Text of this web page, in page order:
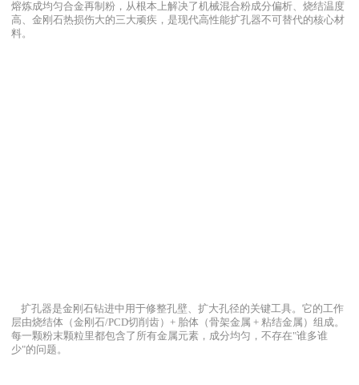
熔炼成均匀合金再制粉，从根本上解决了机械混合粉成分偏析、烧结温度
高、金刚石热损伤大的三大顽疾，是现代高性能扩孔器不可替代的核心材
料。
扩孔器是金刚石钻进中用于修整孔壁、扩大孔径的关键工具。它的工作
层由烧结体（金刚石/PCD切削齿）+ 胎体（骨架金属 + 粘结金属）组成。
每一颗粉末颗粒里都包含了所有金属元素，成分均匀，不存在"谁多谁
少"的问题。